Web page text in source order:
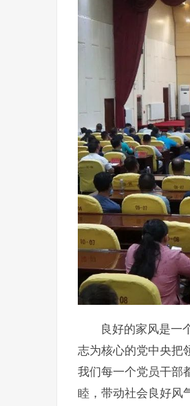
良好的家风是一
志为核心的党中央把
我们每一个党员干部
睦，带动社会良好风